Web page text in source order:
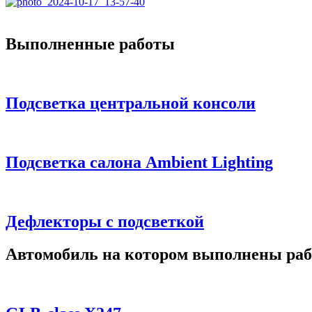
Выполненные работы
Подсветка центральной консоли
Подсветка салона Ambient Lighting
Дефлекторы с подсветкой
Автомобиль на котором выполнены